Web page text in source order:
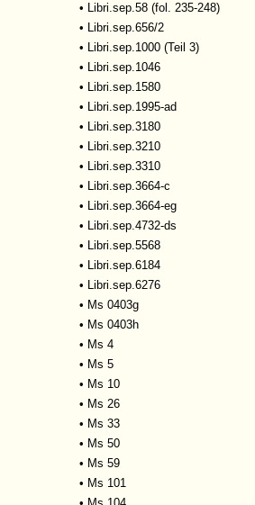
• Libri.sep.58 (fol. 235-248)
• Libri.sep.656/2
• Libri.sep.1000 (Teil 3)
• Libri.sep.1046
• Libri.sep.1580
• Libri.sep.1995-ad
• Libri.sep.3180
• Libri.sep.3210
• Libri.sep.3310
• Libri.sep.3664-c
• Libri.sep.3664-eg
• Libri.sep.4732-ds
• Libri.sep.5568
• Libri.sep.6184
• Libri.sep.6276
• Ms 0403g
• Ms 0403h
• Ms 4
• Ms 5
• Ms 10
• Ms 26
• Ms 33
• Ms 50
• Ms 59
• Ms 101